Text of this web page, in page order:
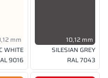
mm
WHITE
9016
10,12 mm
SILESIAN GREY
RAL 7043